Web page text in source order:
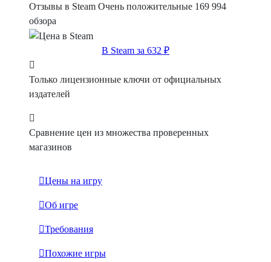
Отзывы в Steam Очень положительные 169 994
обзора
В Steam за 632 ₽
Только лицензионные ключи от официальных
издателей
Сравнение цен из множества проверенных
магазинов
Цены на игру
Об игре
Требования
Похожие игры